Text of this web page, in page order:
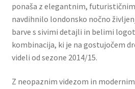
ponaša z elegantnim,
navdihnilo londonsko nočno
barve s sivimi detajli in belimi
kombinacija, ki je na gostujočem
videli od sezone 2014/15.
Z neopaznim videzom in